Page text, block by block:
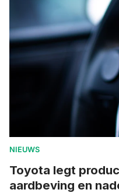
NIEUWS
Toyota legt
aardbeving en